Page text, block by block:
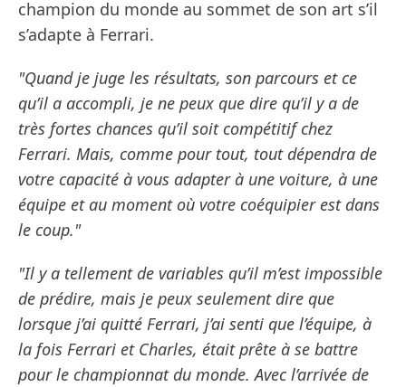
champion du monde au sommet de son art s’il
s’adapte à Ferrari.
"Quand je juge les résultats, son parcours et ce
qu’il a accompli, je ne peux que dire qu’il y a de
très fortes chances qu’il soit compétitif chez
Ferrari. Mais, comme pour tout, tout dépendra de
votre capacité à vous adapter à une voiture, à une
équipe et au moment où votre coéquipier est dans
le coup."
"Il y a tellement de variables qu’il m’est impossible
de prédire, mais je peux seulement dire que
lorsque j’ai quitté Ferrari, j’ai senti que l’équipe, à
la fois Ferrari et Charles, était prête à se battre
pour le championnat du monde. Avec l’arrivée de